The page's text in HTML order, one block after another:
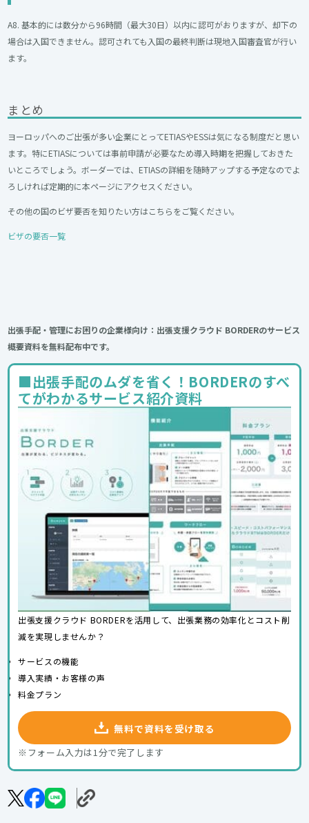
A8. 基本的には数分から96時間（最大30日）以内に認可がおりますが、却下の
場合は入国できません。認可されても入国の最終判断は現地入国審査官が行い
ます。
まとめ
ヨーロッパへのご出張が多い企業にとってETIASやESSは気になる制度だと思い
ます。特にETIASについては事前申請が必要なため導入時期を把握しておきた
いところでしょう。ボーダーでは、ETIASの詳細を随時アップする予定なのでよ
ろしければ定期的に本ページにアクセスください。
その他の国のビザ要否を知りたい方はこちらをご覧ください。
ビザの要否一覧
出張手配・管理にお困りの企業様向け：出張支援クラウド BORDERのサービス
概要資料を無料配布中です。
■出張手配のムダを省く！BORDERのすべ
てがわかるサービス紹介資料
出張支援クラウド BORDERを活用して、出張業務の効率化とコスト削
減を実現しませんか？
サービスの機能
導入実績・お客様の声
料金プラン
無料で資料を受け取る
※フォーム入力は1分で完了します